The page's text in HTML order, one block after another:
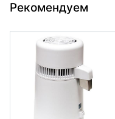
Рекомендуем